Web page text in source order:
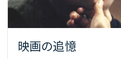
映画の追憶